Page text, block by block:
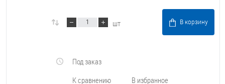
шт В корзину
К сравнению В избранное
Под заказ